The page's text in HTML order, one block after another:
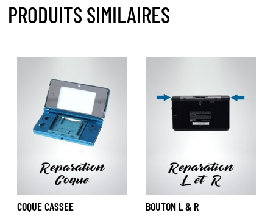
PRODUITS SIMILAIRES
COQUE CASSEE BOUTON L & R